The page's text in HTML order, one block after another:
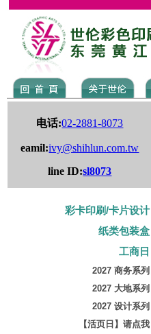
电话:02-2881-8073
eamil:ivy@shihlun.com.tw
line ID:sl8073
彩卡印刷/卡片设计
纸类包装盒
工商日
2027 商务系列
2027 大地系列
2027 设计系列
【活页日】请点我